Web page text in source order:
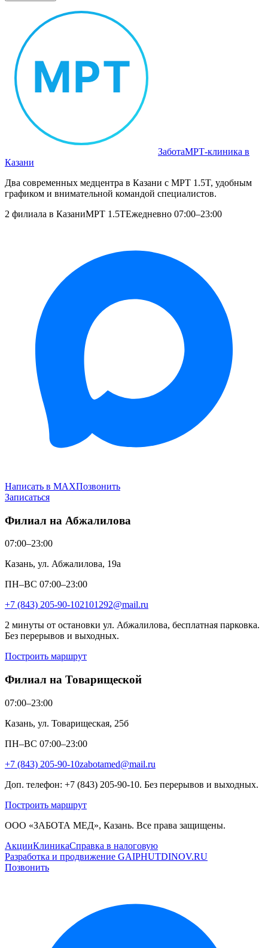
ЗаботаМРТ‑клиника в
Казани
Два современных медцентра в Казани с МРТ 1.5T, удобным
графиком и внимательной командой специалистов.
2 филиала в КазаниМРТ 1.5TЕжедневно 07:00–23:00
Написать в MAXПозвонить
Записаться
Филиал на Абжалилова
07:00–23:00
Казань, ул. Абжалилова, 19а
ПН–ВС 07:00–23:00
+7 (843) 205-90-102101292@mail.ru
2 минуты от остановки ул. Абжалилова, бесплатная парковка.
Без перерывов и выходных.
Построить маршрут
Филиал на Товарищеской
07:00–23:00
Казань, ул. Товарищеская, 25б
ПН–ВС 07:00–23:00
+7 (843) 205-90-10zabotamed@mail.ru
Доп. телефон: +7 (843) 205-90-10. Без перерывов и выходных.
Построить маршрут
ООО «ЗАБОТА МЕД», Казань. Все права защищены.
АкцииКлиникаСправка в налоговую
Разработка и продвижение GAIPHUTDINOV.RU
Позвонить